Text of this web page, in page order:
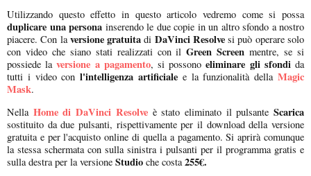
Utilizzando questo effetto in questo articolo vedremo come si possa
duplicare una persona inserendo le due copie in un altro sfondo a nostro
piacere. Con laversione gratuita di DaVinci Resolvesi può operare solo
con video che siano stati realizzati con il Green Screen mentre, se si
possiede la versione a pagamento, si possonoeliminare gli sfondida
tutti i video con l'intelligenza artificiale e la funzionalità dellaMagic
Mask.
Nella Home di DaVinci Resolveè stato eliminato il pulsanteScarica
sostituito da due pulsanti, rispettivamente per il download della versione
gratuita e per l'acquisto online di quella a pagamento. Si aprirà comunque
la stessa schermata con sulla sinistra i pulsanti per il programma gratis e
sulla destra per la versione Studio che costa255€.